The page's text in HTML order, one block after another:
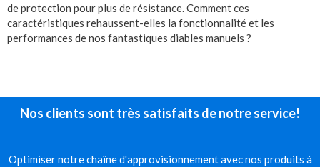
de protection pour plus de résistance. Comment ces
caractéristiques rehaussent-elles la fonctionnalité et les
performances de nos fantastiques diables manuels ?
Nos clients sont très satisfaits de notre service!
Optimiser notre chaîne d'approvisionnement avec nos produits à